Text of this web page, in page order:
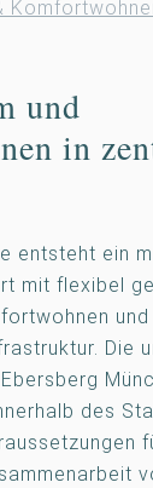
und
in
entsteht ein
mit flexibel
und
Die
des